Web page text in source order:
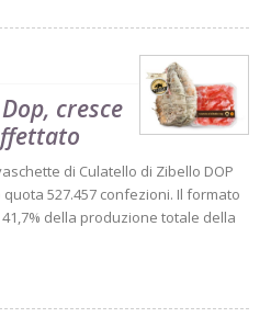
cresce
di Culatello di Zibello DOP
527.457 confezioni. Il formato
della produzione totale della